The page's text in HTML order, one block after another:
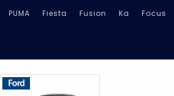
PUMA Fiesta Fusion Ka Focus